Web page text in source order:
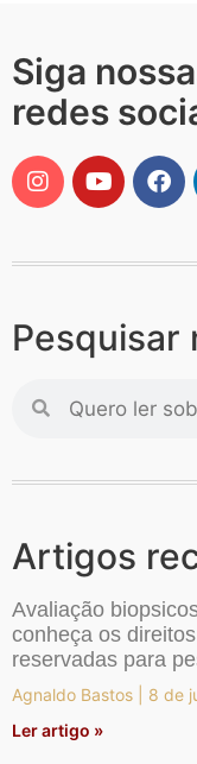
Siga
redes
Pesquisar
Artigos
Avaliação
conheça os
reservadas para
Agnaldo Bastos
8 de
Ler artigo »